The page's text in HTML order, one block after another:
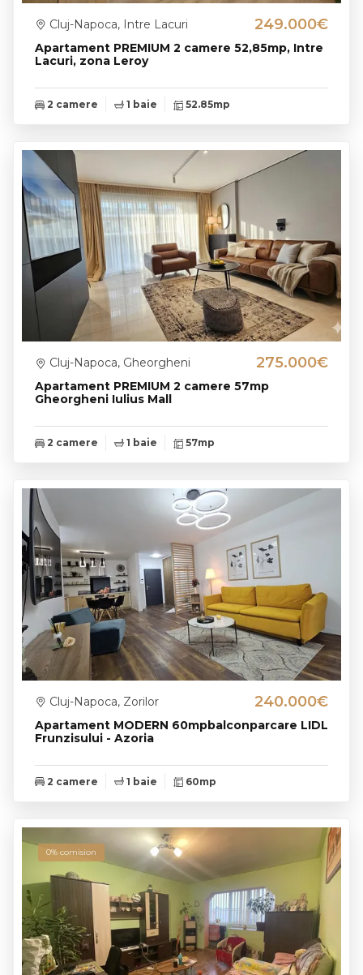
Apartament PREMIUM 2 camere 52,85mp, Intre
Lacuri, zona Leroy
Cluj-Napoca, Intre Lacuri 249.000€
2 camere 1 baie 52.85mp
Apartament PREMIUM 2 camere 57mp
Gheorgheni Iulius Mall
Cluj-Napoca, Gheorgheni 275.000€
2 camere 1 baie 57mp
Apartament MODERN 60mpbalconparcare LIDL
Frunzisului - Azoria
Cluj-Napoca, Zorilor 240.000€
2 camere 1 baie 60mp
0% comision